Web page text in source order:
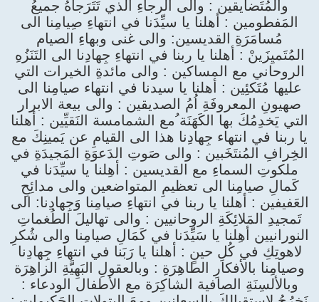
والمُتَضايقين : والى الرجاءِ الذي تَتَرَجاهُ جميعُ
المَفطومين : أهلنا يا سيِّدَنا في انتهاءِ صِيامِنا الى
مُسامَرَةِ القديسين: والى غنى وبهاءِ الصيام
المُتَميِزَينْ : أهلنا يا ربنا في انتهاءِ جِهادِنا الى التَنَزُهِ
الروحاني مع المساكين : والى مائدةِ الخيرات التي
عليها مُتَكئِين : أهلنا يا سيدنا في انتهاء صيامِنا الى
صهيونِ المعروفَةِ اُمُ الصديقين : والى بيعة الابرار
التي يَخدِمُكَ بها الكَهَنَة ُمع الشمامسة النَقيِّين : أهلنا
يا ربنا في انتهاء جِهادِنا هذا الى القيامِ عن يَمينِكَ مع
الخِرافِ المُنتَخَبين : والى صَوتِ الدَعوَةِ المَجيدَةِ في
ملكوتِ السماءِ مع القديسين : أهِلنا يا سيِّدَنا في
كَمالِ صيامِنا الى تعظيمِ المتواضعين والى مدائِحِ
العَفيفين : أهلنا يا ربنا في انتهاءِ صيامِنا وَجِهادِنا: الى
تَمجيدِ المَلائِكَةِ الروحانيين : والى تهاليلَ الطُغماتِ
النورانيين أهِلنا يا سَيِّدَنا في كَمَالِ صيامِنا والى شُكرِ
لاهوتِكِ في كُلِ حينٍ : أهلنا يا رَبَنا في انتهاءِ جِهادِنا
وصيامِنا بالأفكارِ الطاهِرَةِ : وبالعقولِ البَهِيَّةِ الزاهِرَة
وبالألسِنَةِ الصافية الشاكِرَة مع الأطفال الودعاء :